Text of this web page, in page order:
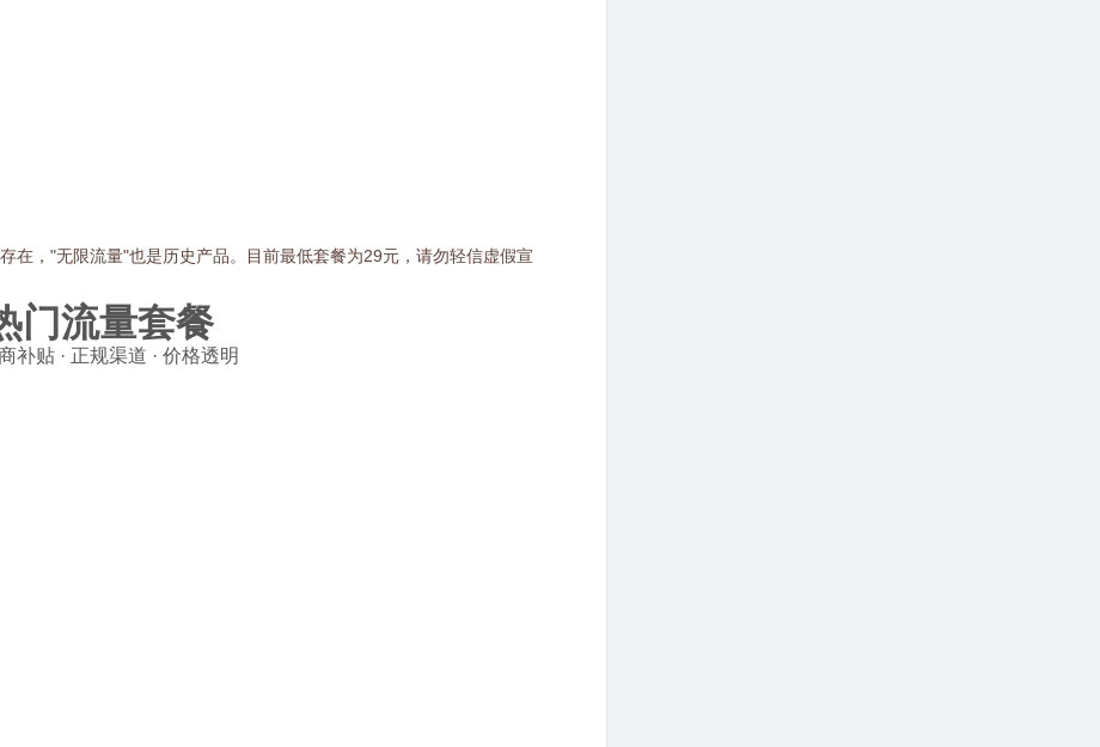
在，"无限流量"也是历史产品。目前最低套餐为29元，请勿轻信虚假宣
门流量套餐
补贴 · 正规渠道 · 价格透明